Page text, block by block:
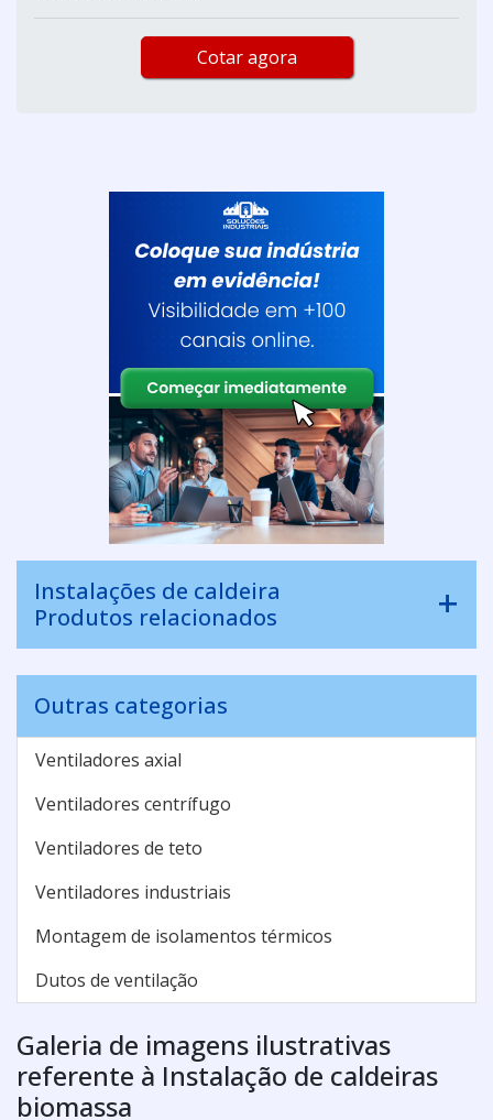
Cotar agora
Instalações de caldeira
Produtos relacionados
Outras categorias
Ventiladores axial
Ventiladores centrífugo
Ventiladores de teto
Ventiladores industriais
Montagem de isolamentos térmicos
Dutos de ventilação
Galeria de imagens ilustrativas
referente à Instalação de caldeiras
biomassa